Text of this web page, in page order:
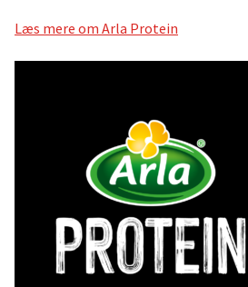
Læs mere om Arla Protein